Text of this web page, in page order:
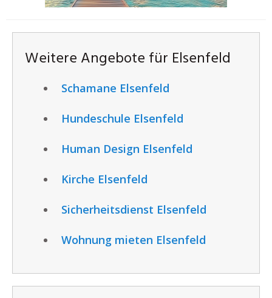
Weitere Angebote für Elsenfeld
Schamane Elsenfeld
Hundeschule Elsenfeld
Human Design Elsenfeld
Kirche Elsenfeld
Sicherheitsdienst Elsenfeld
Wohnung mieten Elsenfeld